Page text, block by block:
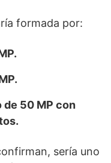
formada por:
50 MP con
sería uno